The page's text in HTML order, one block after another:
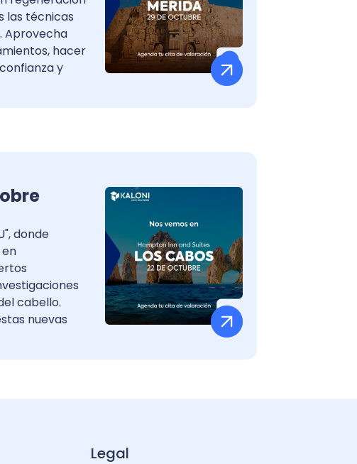
las técnicas
Aprovecha
hacer
y
donde
cabello.
nuevas
Legal